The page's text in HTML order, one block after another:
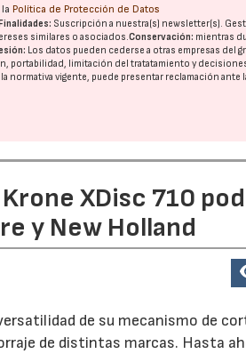
Política de Protección de Datos
Suscripción a nuestra(s) newsletter(s).
similares o asociados.Conservación: mientras
Los datos pueden cederse a otras empresas del
portabilidad, limitación del tratatamiento y
normativa vigente, puede presentar reclamación ante
XDisc 710
y New Holland
de su mecanismo de
de distintas marcas. Hasta
23/07/2026